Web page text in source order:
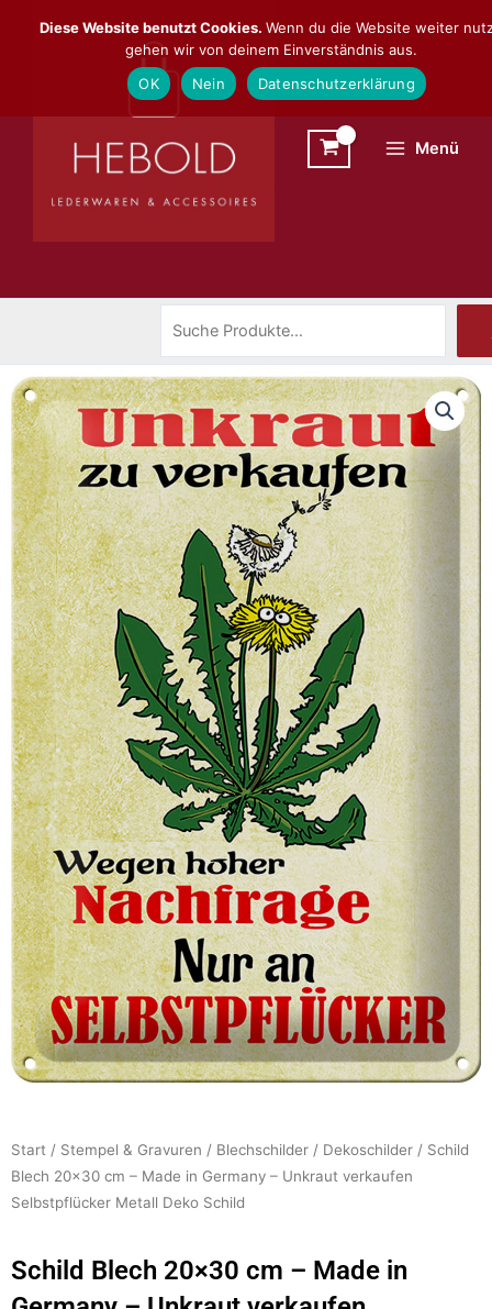
Inhalt
Menü
Start / Stempel & Gravuren / Blechschilder / Dekoschilder / Schild
Blech 20×30 cm – Made in Germany – Unkraut verkaufen
Selbstpflücker Metall Deko Schild
Schild Blech 20×30 cm – Made in
Diese Website benutzt Cookies. Wenn du die Website weiter
gehen wir von deinem Einverständnis aus.
OK
Nein Datenschutzerklärung